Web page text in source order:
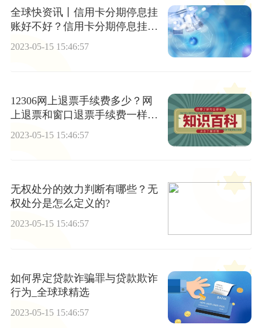
全球快资讯丨信用卡分期停息挂
账好不好？信用卡分期停息挂账
2023-05-15 15:46:57
12306网上退票手续费多少？网
上退票和窗口退票手续费一样
2023-05-15 15:46:57
无权处分的效力判断有哪些？无
权处分是怎么定义的?
2023-05-15 15:46:57
如何界定贷款诈骗罪与贷款欺诈
行为_全球球精选
2023-05-15 15:46:57